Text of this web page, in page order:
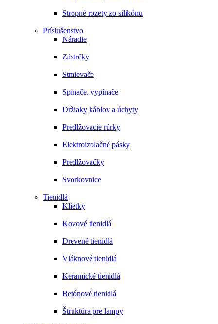
Stropné rozety zo silikónu
Príslušenstvo
Náradie
Zástrčky
Stmievače
Spínače, vypínače
Držiaky káblov a úchyty
Predlžovacie rúrky
Elektroizolačné pásky
Predlžovačky
Svorkovnice
Tienidlá
Klietky
Kovové tienidlá
Drevené tienidlá
Vláknové tienidlá
Keramické tienidlá
Betónové tienidlá
Štruktúra pre lampy